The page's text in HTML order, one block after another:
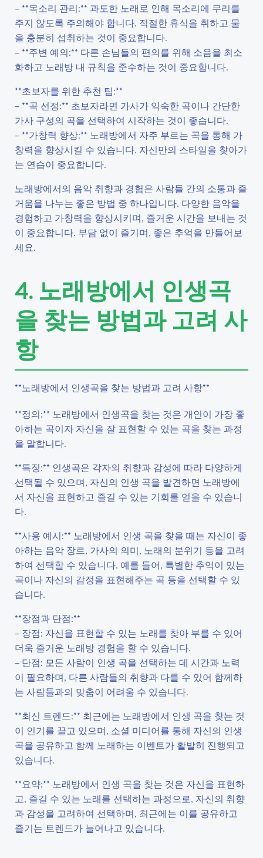
– **목소리 관리:** 과도한 노래로 인해 목소리에 무리를
주지 않도록 주의해야 합니다. 적절한 휴식을 취하고 물
을 충분히 섭취하는 것이 중요합니다.
– **주변 예의:** 다른 손님들의 편의를 위해 소음을 최소
화하고 노래방 내 규칙을 준수하는 것이 중요합니다.
**초보자를 위한 추천 팁:**
– **곡 선정:** 초보자라면 가사가 익숙한 곡이나 간단한
가사 구성의 곡을 선택하여 시작하는 것이 좋습니다.
– **가창력 향상:** 노래방에서 자주 부르는 곡을 통해 가
창력을 향상시킬 수 있습니다. 자신만의 스타일을 찾아가
는 연습이 중요합니다.
노래방에서의 음악 취향과 경험은 사람들 간의 소통과 즐
거움을 나누는 좋은 방법 중 하나입니다. 다양한 음악을
경험하고 가창력을 향상시키며, 즐거운 시간을 보내는 것
이 중요합니다. 부담 없이 즐기며, 좋은 추억을 만들어보
세요.
4. 노래방에서 인생곡
을 찾는 방법과 고려 사
항
**노래방에서 인생곡을 찾는 방법과 고려 사항**
**정의:** 노래방에서 인생곡을 찾는 것은 개인이 가장 좋
아하는 곡이자 자신을 잘 표현할 수 있는 곡을 찾는 과정
을 말합니다.
**특징:** 인생곡은 각자의 취향과 감성에 따라 다양하게
선택될 수 있으며, 자신의 인생 곡을 발견하면 노래방에
서 자신을 표현하고 즐길 수 있는 기회를 얻을 수 있습니
다.
**사용 예시:** 노래방에서 인생 곡을 찾을 때는 자신이 좋
아하는 음악 장르, 가사의 의미, 노래의 분위기 등을 고려
하여 선택할 수 있습니다. 예를 들어, 특별한 추억이 있는
곡이나 자신의 감정을 표현해주는 곡 등을 선택할 수 있
습니다.
**장점과 단점:**
– 장점: 자신을 표현할 수 있는 노래를 찾아 부를 수 있어
더욱 즐거운 노래방 경험을 할 수 있습니다.
– 단점: 모든 사람이 인생 곡을 선택하는 데 시간과 노력
이 필요하며, 다른 사람들의 취향과 다를 수 있어 함께하
는 사람들과의 맞춤이 어려울 수 있습니다.
**최신 트렌드:** 최근에는 노래방에서 인생 곡을 찾는 것
이 인기를 끌고 있으며, 소셜 미디어를 통해 자신의 인생
곡을 공유하고 함께 노래하는 이벤트가 활발히 진행되고
있습니다.
**요약:** 노래방에서 인생 곡을 찾는 것은 자신을 표현하
고, 즐길 수 있는 노래를 선택하는 과정으로, 자신의 취향
과 감성을 고려하여 선택하며, 최근에는 이를 공유하고
즐기는 트렌드가 늘어나고 있습니다.